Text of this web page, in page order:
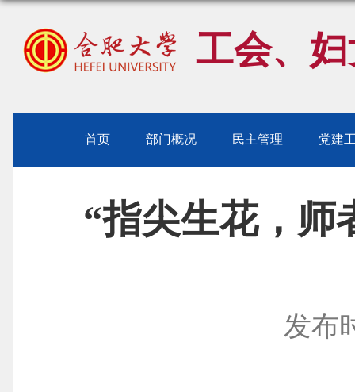
工会、
首页 部门概况 民主管理 党建
“指尖生花，
发布